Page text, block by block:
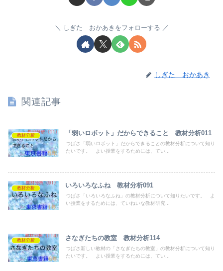
しぎた おかあきをフォローする
しぎた おかあき
関連記事
教材分析 「弱いロボット」だからできること 教材分析011
つばさ「弱いロボット」だからできることの教材分析について知り
たいです。 よい授業をするためには、てい...
教材分析 いろいろなふね 教材分析091
つばさ「いろいろなふね」の教材分析について知りたいです。 よ
い授業をするためには、ていねいな教材研究...
教材分析 さなぎたちの教室 教材分析114
つばさ新しい教材の「さなぎたちの教室」の教材分析について知り
たいです。 よい授業をするためには、てい...